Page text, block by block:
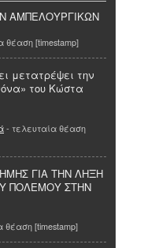
ΑΜΠΕΛΟΥΡΓΙΚΩΝ
θέαση [timestamp]
μετατρέψει την
του Κώστα
- τελευταία θέαση
ΓΙΑ ΤΗΝ ΛΗΞΗ
ΠΟΛΕΜΟΥ ΣΤΗΝ
θέαση [timestamp]